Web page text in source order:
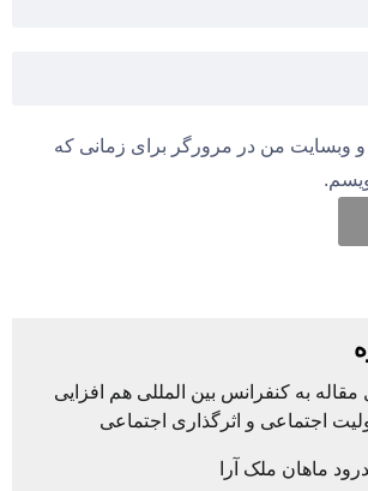
و وبسایت من در مرورگر برای زمانی که
به کنفرانس بین المللی هم افزایی
اجتماعی و اثرگذاری اجتماعی
ماهان ملک آرا